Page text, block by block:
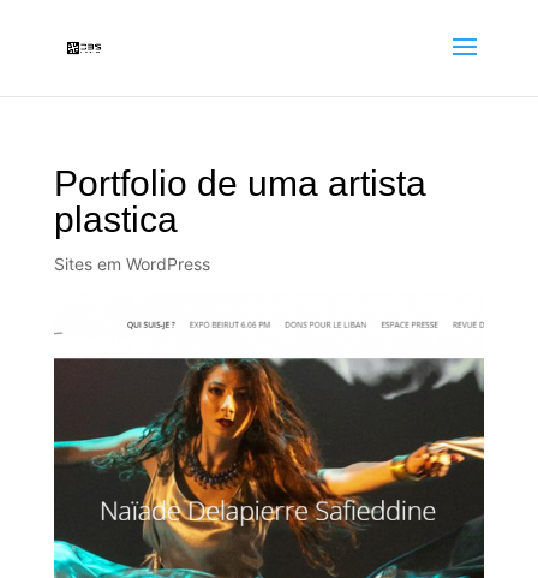
Portfolio de uma artista
plastica
Sites em WordPress